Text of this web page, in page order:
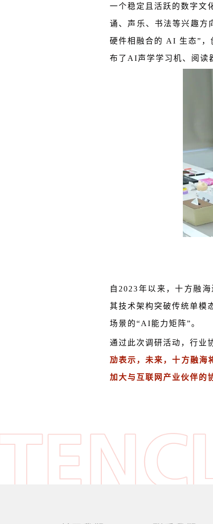
一个稳定且活跃的数字文
诵、声乐、书法等兴趣方
硬件相融合的 AI 生态”
布了AI声学学习机、阅读
自2023年以来，十方融
其技术架构突破传统单模
场景的“AI能力矩阵”。
通过此次调研活动，行业
劢表示， 未来，十方融海
加大与互联网产业伙伴的